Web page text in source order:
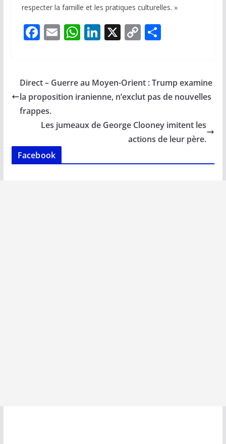
respecter la famille et les pratiques culturelles. »
F
b
o
o
k
E
l
W
s
A
p
Li
e
dI
X C
y
Li
k
P
g
er
Direct – Guerre au Moyen-Orient : Trump examine
la proposition iranienne, n’exclut pas de nouvelles
frappes.
Les jumeaux de George Clooney imitent les
actions de leur père.
Facebook